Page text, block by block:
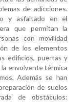
de adicciones.
y asfaltado en el
que permitan la
con movilidad
de los elementos
edificios, puertas y
envolvente térmica
Además se han
de suelos
de obstáculos: